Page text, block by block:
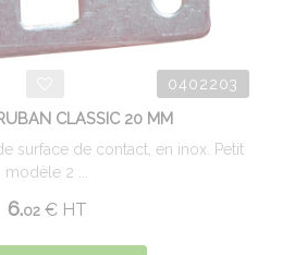
0402203
CLASSIC 20 MM
surface de contact, en inox. Petit
modèle 2 ...
6.02 €HT